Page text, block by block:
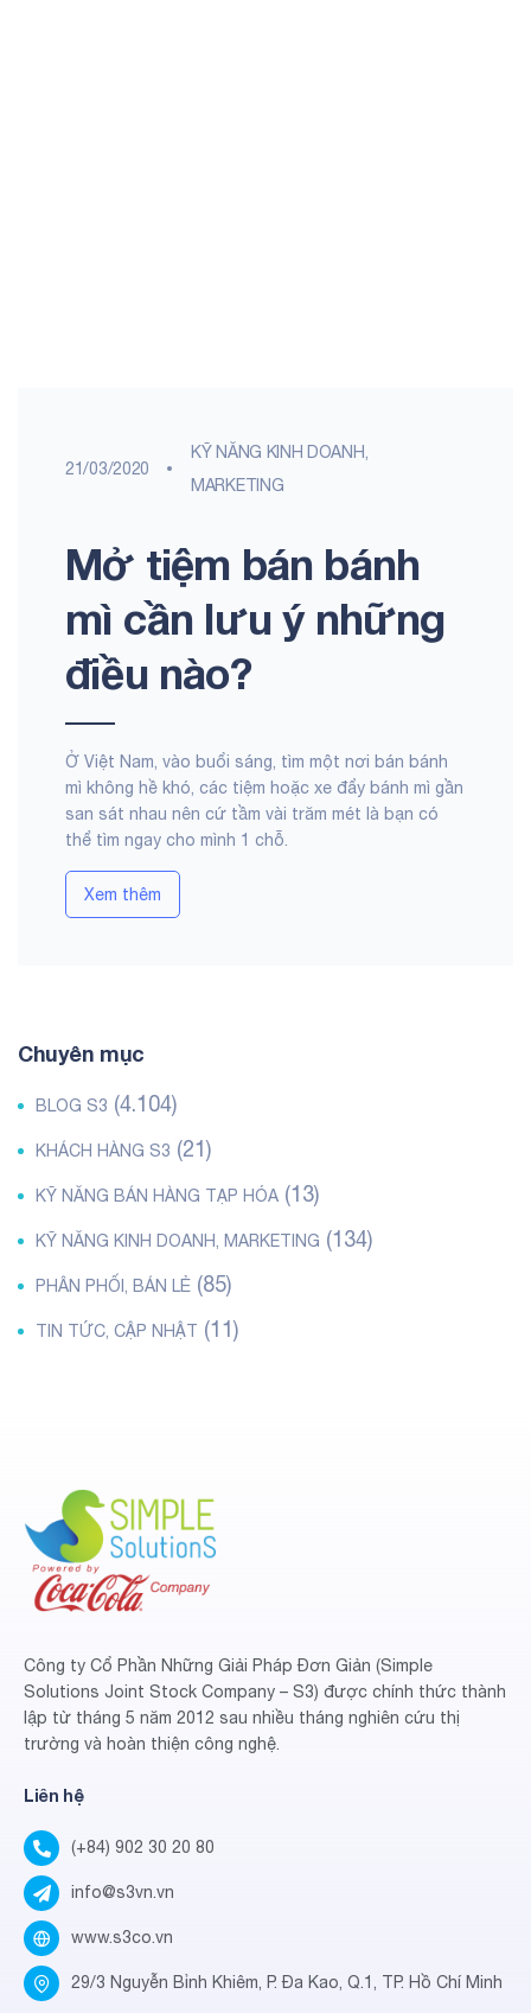
21/03/2020
KỸ NĂNG KINH DOANH,
MARKETING
Mở tiệm bán bánh
mì cần lưu ý những
điều nào?
Ở Việt Nam, vào buổi sáng, tìm một nơi bán bánh
mì không hề khó, các tiệm hoặc xe đẩy bánh mì gần
san sát nhau nên cứ tầm vài trăm mét là bạn có
thể tìm ngay cho mình 1 chỗ.
Xem thêm
Chuyên mục
BLOG S3 (4.104)
KHÁCH HÀNG S3 (21)
KỸ NĂNG BÁN HÀNG TẠP HÓA (13)
KỸ NĂNG KINH DOANH, MARKETING (134)
PHÂN PHỐI, BÁN LẺ (85)
TIN TỨC, CẬP NHẬT (11)
Công ty Cổ Phần Những Giải Pháp Đơn Giản (Simple
Solutions Joint Stock Company – S3) được chính thức thành
lập từ tháng 5 năm 2012 sau nhiều tháng nghiên cứu thị
trường và hoàn thiện công nghệ.
Liên hệ
(+84) 902 30 20 80
info@s3vn.vn
www.s3co.vn
29/3 Nguyễn Bỉnh Khiêm, P. Đa Kao, Q.1, TP. Hồ Chí Minh